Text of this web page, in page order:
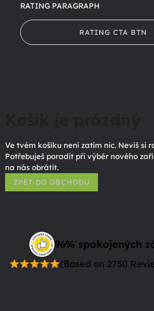
RATING PARAGRAPH
RATING CTA BTN
Ve tvém košíku není zatím nic. Nevíš si
Potřebuješ poradit při výběr nového
na nás obrátit.
ZPĚT DO OBCHODU
96% spokojených
(Based on 2750